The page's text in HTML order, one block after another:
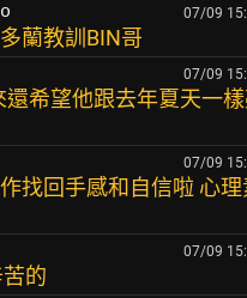
07/09
蘭教訓BIN哥
07/09
希望他跟去年夏天一樣
07/09
找回手感和自信啦 心
07/09
的